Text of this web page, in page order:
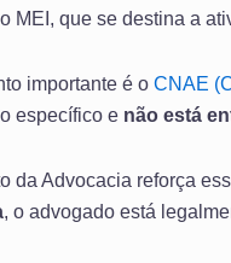
MEI, que se destina a
importante é o CNAE
específico e não está
da Advocacia reforça
, o advogado está